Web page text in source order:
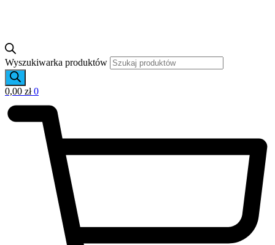
Wyszukiwarka produktów
0,00 zł 0